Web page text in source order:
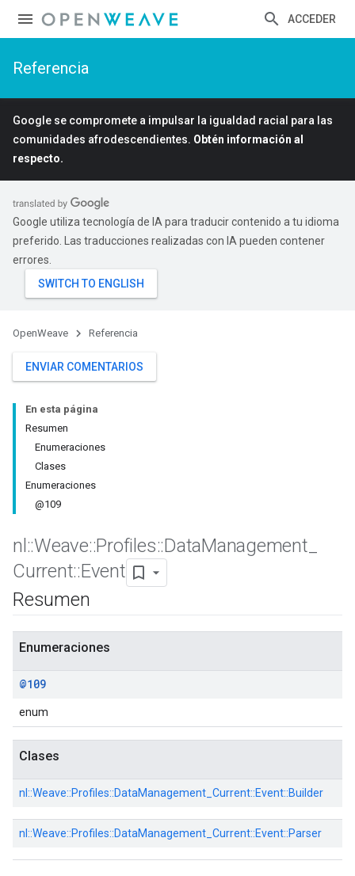
ACCEDER
Referencia
Google se compromete a impulsar la igualdad racial para las
comunidades afrodescendientes. Obtén información al
respecto.
Google utiliza tecnología de IA para traducir contenido a tu idioma
preferido. Las traducciones realizadas con IA pueden contener
errores.
OpenWeave Referencia
ENVIAR COMENTARIOS
En esta página
Resumen
Enumeraciones
Clases
Enumeraciones
@109
nl ::Weave::Profiles::DataManagement
Current::Event
Resumen
Enumeraciones
@109
enum
Clases
nl::Weave::Profiles::DataManagement_Current::Event::Builder
nl::Weave::Profiles::DataManagement_Current::Event::Parser